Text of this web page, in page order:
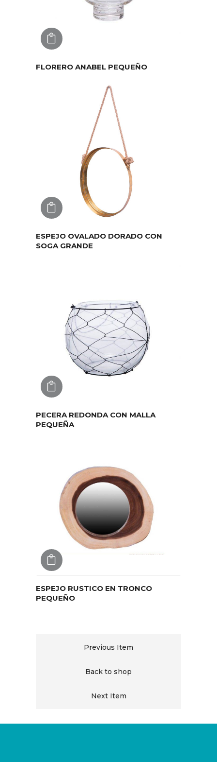
FLORERO ANABEL PEQUEÑO
AGREGAR
ESPEJO OVALADO DORADO CON
SOGA GRANDE
PECERA REDONDA CON MALLA
PEQUEÑA
ESPEJO RUSTICO EN TRONCO
PEQUEÑO
Previous Item
Back to shop
Next Item